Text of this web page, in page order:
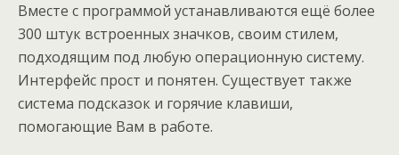
Вместе с программой устанавливаются ещё более
300 штук встроенных значков, своим стилем,
подходящим под любую операционную систему.
Интерфейс прост и понятен. Существует также
система подсказок и горячие клавиши,
помогающие Вам в работе.